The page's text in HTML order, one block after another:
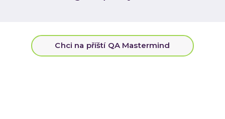
Chci na příští QA Mastermind